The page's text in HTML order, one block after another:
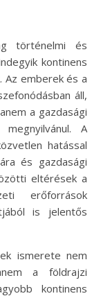
kontinens
Az emberek és a
áll,
a gazdasági
A
hatással
és gazdasági
eltérések a
erőforrások
is jelentős
ismerete nem
a földrajzi
kontinens